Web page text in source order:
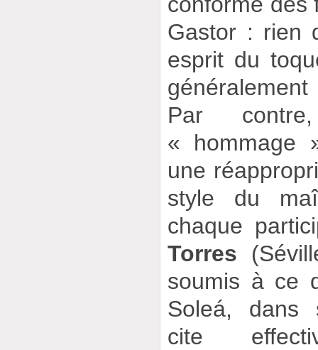
Gastor : rien
esprit du
Par
« hommage
une
style du
chaque
Torres
soumis à ce
Soleá, dans
cite